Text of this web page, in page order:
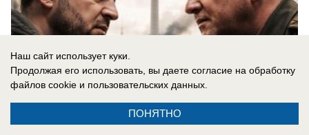
Наш сайт использует куки.
Продолжая его использовать, вы даете согласие на обработку
файлов cookie и пользовательских данных.
ПОНЯТНО